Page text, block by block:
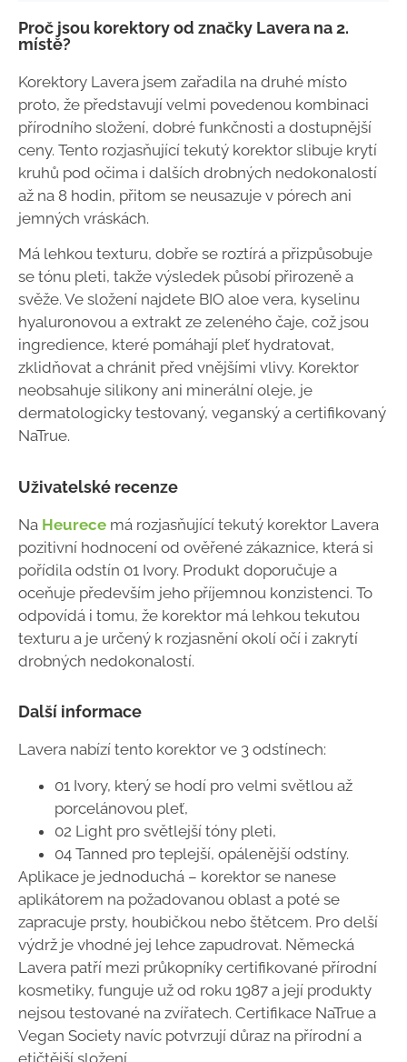
Proč jsou korektory od značky Lavera na 2.
místě?
Korektory Lavera jsem zařadila na druhé místo
proto, že představují velmi povedenou kombinaci
přírodního složení, dobré funkčnosti a dostupnější
ceny. Tento rozjasňující tekutý korektor slibuje krytí
kruhů pod očima i dalších drobných nedokonalostí
až na 8 hodin, přitom se neusazuje v pórech ani
jemných vráskách.
Má lehkou texturu, dobře se roztírá a přizpůsobuje
se tónu pleti, takže výsledek působí přirozeně a
svěže. Ve složení najdete BIO aloe vera, kyselinu
hyaluronovou a extrakt ze zeleného čaje, což jsou
ingredience, které pomáhají pleť hydratovat,
zklidňovat a chránit před vnějšími vlivy. Korektor
neobsahuje silikony ani minerální oleje, je
dermatologicky testovaný, veganský a certifikovaný
NaTrue.
Uživatelské recenze
Na Heurece má rozjasňující tekutý korektor Lavera
pozitivní hodnocení od ověřené zákaznice, která si
pořídila odstín 01 Ivory. Produkt doporučuje a
oceňuje především jeho příjemnou konzistenci. To
odpovídá i tomu, že korektor má lehkou tekutou
texturu a je určený k rozjasnění okolí očí i zakrytí
drobných nedokonalostí.
Další informace
Lavera nabízí tento korektor ve 3 odstínech:
01 Ivory, který se hodí pro velmi světlou až
porcelánovou pleť,
02 Light pro světlejší tóny pleti,
04 Tanned pro teplejší, opálenější odstíny.
Aplikace je jednoduchá – korektor se nanese
aplikátorem na požadovanou oblast a poté se
zapracuje prsty, houbičkou nebo štětcem. Pro delší
výdrž je vhodné jej lehce zapudrovat. Německá
Lavera patří mezi průkopníky certifikované přírodní
kosmetiky, funguje už od roku 1987 a její produkty
nejsou testované na zvířatech. Certifikace NaTrue a
Vegan Society navíc potvrzují důraz na přírodní a
etičtější složení.